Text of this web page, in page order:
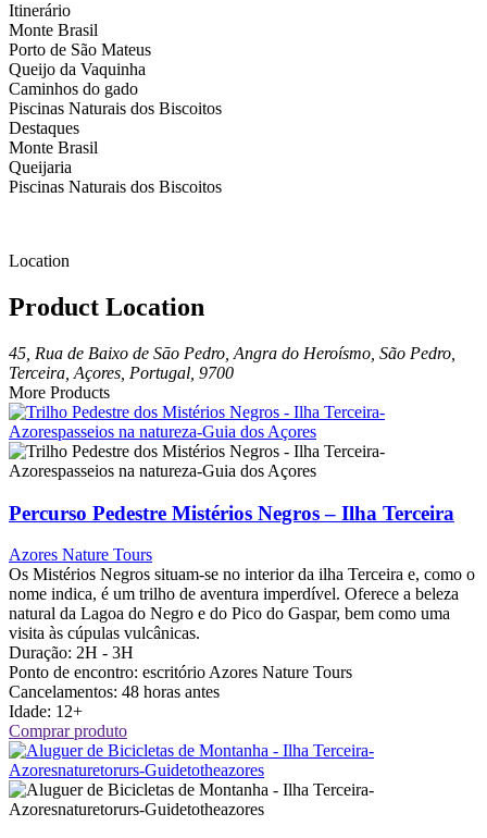
Itinerário
Monte Brasil
Porto de São Mateus
Queijo da Vaquinha
Caminhos do gado
Piscinas Naturais dos Biscoitos
Destaques
Monte Brasil
Queijaria
Piscinas Naturais dos Biscoitos
Location
Product Location
45, Rua de Baixo de Sāo Pedro, Angra do Heroísmo, São Pedro,
Terceira, Açores, Portugal, 9700
More Products
Percurso Pedestre Mistérios Negros – Ilha Terceira
Azores Nature Tours
Os Mistérios Negros situam-se no interior da ilha Terceira e, como o
nome indica, é um trilho de aventura imperdível. Oferece a beleza
natural da Lagoa do Negro e do Pico do Gaspar, bem como uma
visita às cúpulas vulcânicas.
Duração: 2H - 3H
Ponto de encontro: escritório Azores Nature Tours
Cancelamentos: 48 horas antes
Idade: 12+
Comprar produto